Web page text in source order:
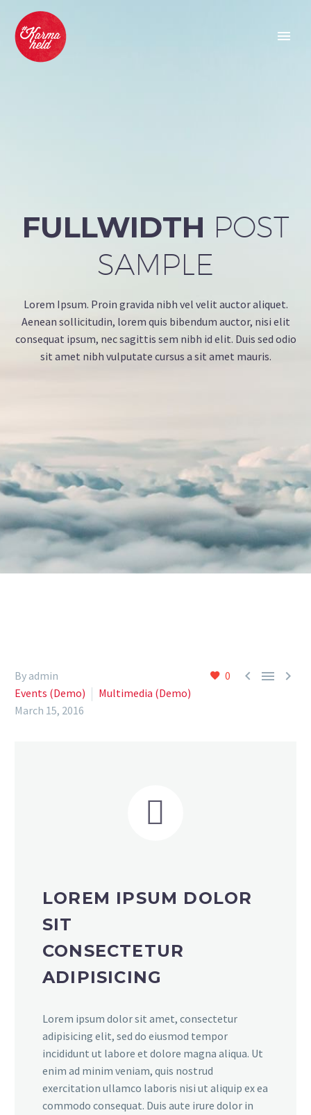
FULLWIDTH POST
SAMPLE
Lorem Ipsum. Proin gravida nibh vel velit auctor aliquet.
Aenean sollicitudin, lorem quis bibendum auctor, nisi elit
consequat ipsum, nec sagittis sem nibh id elit. Duis sed odio
sit amet nibh vulputate cursus a sit amet mauris.
0   
By admin
Events (Demo)
Multimedia (Demo)
March 15, 2016


LOREM IPSUM DOLOR
SIT
CONSECTETUR
ADIPISICING
Lorem ipsum dolor sit amet, consectetur
adipisicing elit, sed do eiusmod tempor
incididunt ut labore et dolore magna aliqua. Ut
enim ad minim veniam, quis nostrud
exercitation ullamco laboris nisi ut aliquip ex ea
commodo consequat. Duis aute irure dolor in